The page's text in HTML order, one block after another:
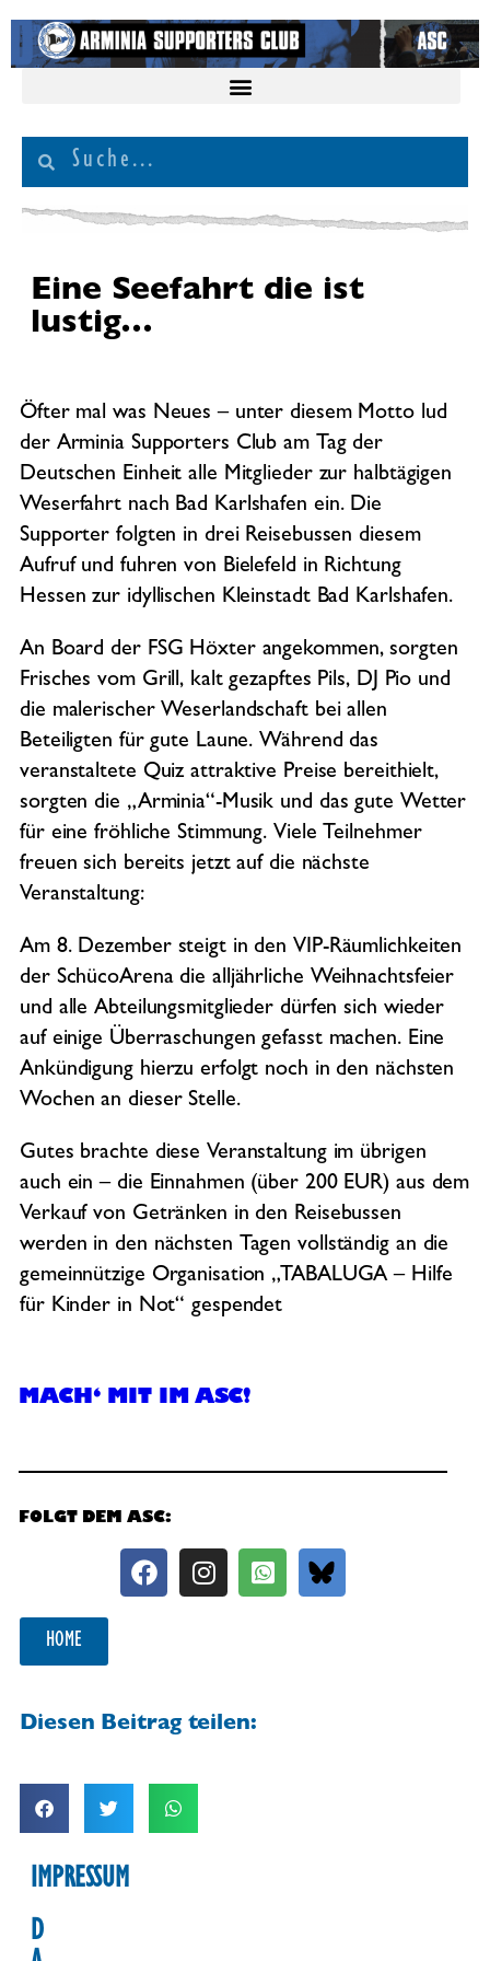
Eine Seefahrt die ist
lustig…
Öfter mal was Neues – unter diesem Motto lud
der Arminia Supporters Club am Tag der
Deutschen Einheit alle Mitglieder zur halbtägigen
Weserfahrt nach Bad Karlshafen ein. Die
Supporter folgten in drei Reisebussen diesem
Aufruf und fuhren von Bielefeld in Richtung
Hessen zur idyllischen Kleinstadt Bad Karlshafen.
An Board der FSG Höxter angekommen, sorgten
Frisches vom Grill, kalt gezapftes Pils, DJ Pio und
die malerischer Weserlandschaft bei allen
Beteiligten für gute Laune. Während das
veranstaltete Quiz attraktive Preise bereithielt,
sorgten die „Arminia“-Musik und das gute Wetter
für eine fröhliche Stimmung. Viele Teilnehmer
freuen sich bereits jetzt auf die nächste
Veranstaltung:
Am 8. Dezember steigt in den VIP-Räumlichkeiten
der SchücoArena die alljährliche Weihnachtsfeier
und alle Abteilungsmitglieder dürfen sich wieder
auf einige Überraschungen gefasst machen. Eine
Ankündigung hierzu erfolgt noch in den nächsten
Wochen an dieser Stelle.
Gutes brachte diese Veranstaltung im übrigen
auch ein – die Einnahmen (über 200 EUR) aus dem
Verkauf von Getränken in den Reisebussen
werden in den nächsten Tagen vollständig an die
gemeinnützige Organisation „TABALUGA – Hilfe
für Kinder in Not“ gespendet
MACH‘ MIT IM ASC!
FOLGT DEM ASC:
HOME
Diesen Beitrag teilen:
IMPRESSUM
D